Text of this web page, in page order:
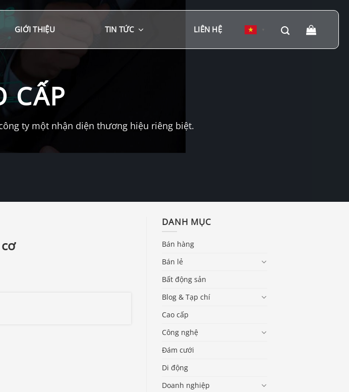
GIỚI THIỆU TIN TỨC LIÊN HỆ
CẤP
ty một nhận diện thương hiệu riêng biệt.
DANH MỤC
Bán hàng
Bán lẻ
Bất động sản
Blog & Tạp chí
Cao cấp
Công nghệ
Đám cưới
Di động
Doanh nghiệp